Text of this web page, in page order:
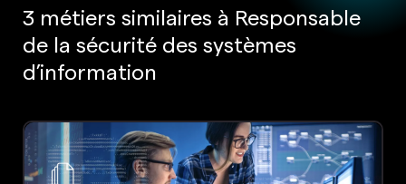
3 métiers similaires à Responsable
de la sécurité des systèmes
d’information